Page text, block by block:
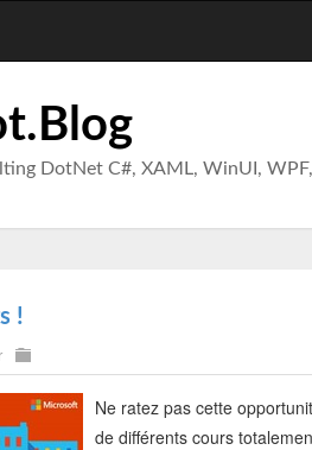
DotNet C#, XAML, WinUI,
!
Ne ratez pas cette
de différents cours